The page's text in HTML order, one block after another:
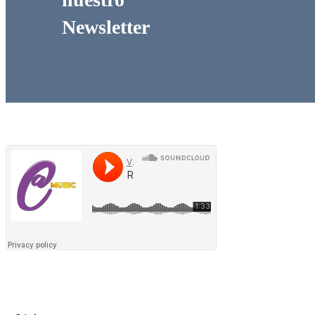
Newsletter